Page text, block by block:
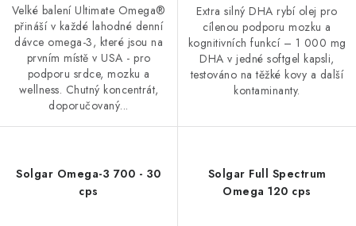
Velké balení Ultimate Omega®
přináší v každé lahodné denní
dávce omega-3, které jsou na
prvním místě v USA - pro
podporu srdce, mozku a
wellness. Chutný koncentrát,
doporučovaný...
Extra silný DHA rybí olej pro
cílenou podporu mozku a
kognitivních funkcí – 1 000 mg
DHA v jedné softgel kapsli,
testováno na těžké kovy a další
kontaminanty.
Solgar Omega-3 700 - 30
cps
Solgar Full Spectrum
Omega 120 cps